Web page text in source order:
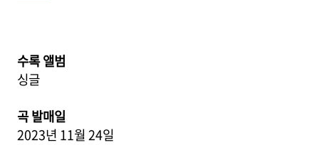
수록 앨범
싱글
곡 발매일
2023년 11월 24일